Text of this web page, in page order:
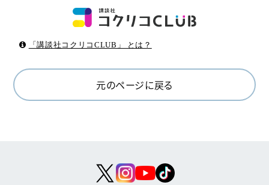
「講談社コクリコCLUB」 とは？
元のページに戻る